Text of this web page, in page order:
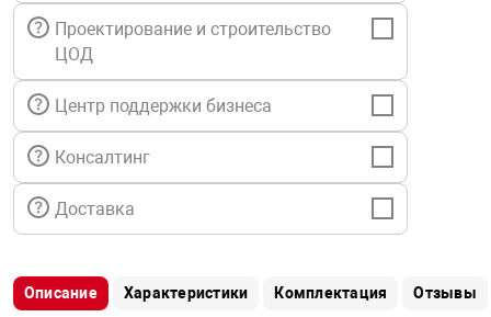
техника
автомобили
информации
техника
Проектирование и строительство
ЦОД
Центр поддержки бизнеса
Консалтинг
Доставка
Описание Характеристики Комплектация Отзывы